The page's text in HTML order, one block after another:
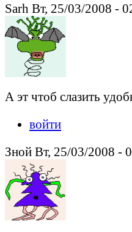
Sarh Вт, 25/03/2008 -
А эт чтоб слазить
войти
Зной Вт, 25/03/2008 -